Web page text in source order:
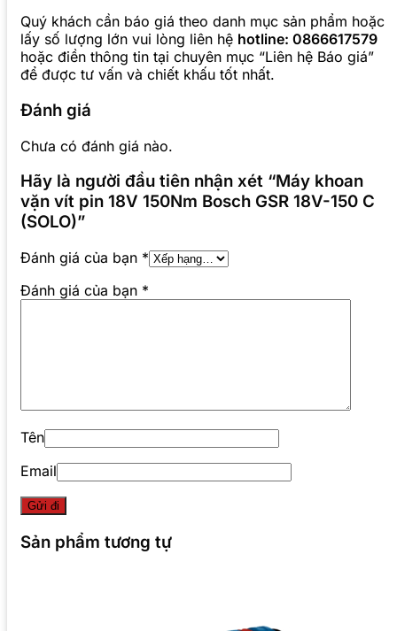
Quý khách cần báo giá theo danh mục sản phẩm hoặc
lấy số lượng lớn vui lòng liên hệ hotline: 0866617579
hoặc điền thông tin tại chuyên mục “Liên hệ Báo giá”
để được tư vấn và chiết khấu tốt nhất.
Đánh giá
Chưa có đánh giá nào.
Hãy là người đầu tiên nhận xét “Máy khoan
vặn vít pin 18V 150Nm Bosch GSR 18V-150 C
(SOLO)”
Đánh giá của bạn *
Đánh giá của bạn *
Tên
Email
Sản phẩm tương tự